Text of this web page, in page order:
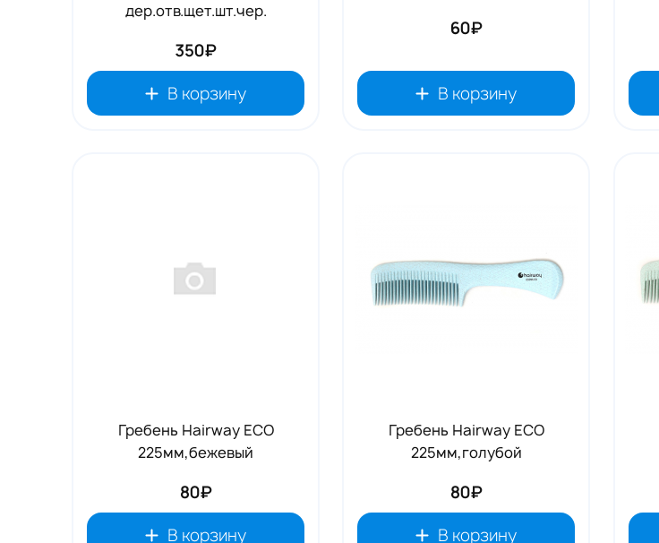
дер.отв.щет.шт.чер.
350₽
В корзину
60₽
В корзину
Гребень Hairway ECO
225мм,бежевый
80₽
В корзину
Гребень Hairway ECO
225мм,голубой
80₽
В корзину